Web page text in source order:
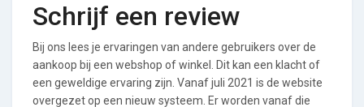
Schrijf een review
Bij ons lees je ervaringen van andere gebruikers over de
aankoop bij een webshop of winkel. Dit kan een klacht of
een geweldige ervaring zijn. Vanaf juli 2021 is de website
overgezet op een nieuw systeem. Er worden vanaf die